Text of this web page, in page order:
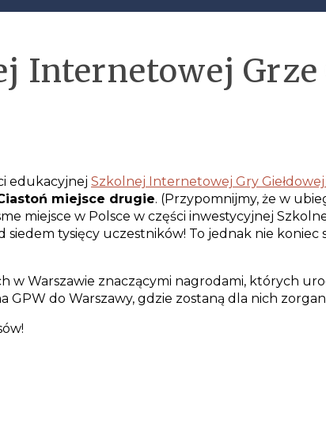
Internetowej Grze
edukacyjnej Szkolnej Internetowej Gry Giełdowej
miejsce drugie. (Przypomnijmy, że w
miejsce w Polsce w części inwestycyjnej
tysięcy uczestników! To jednak nie koniec
Warszawie znaczącymi nagrodami, których
GPW do Warszawy, gdzie zostaną dla nich